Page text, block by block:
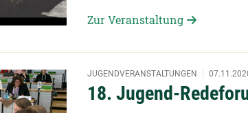
Zur Veranstaltung
18. Jugend-
JUGENDVERANSTALTUNGEN